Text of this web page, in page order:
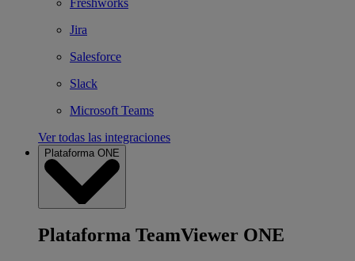
Freshworks
Jira
Salesforce
Slack
Microsoft Teams
Ver todas las integraciones
Plataforma ONE
Plataforma TeamViewer ONE